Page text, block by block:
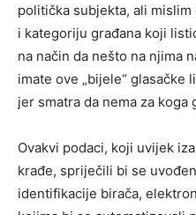
politička subjekta, ali
i kategoriju građana koji
na način da nešto na njima
imate ove „bijele“
jer smatra da nema za koga
Ovakvi podaci, koji uvijek
krađe, spriječili bi se
identifikacije birača,